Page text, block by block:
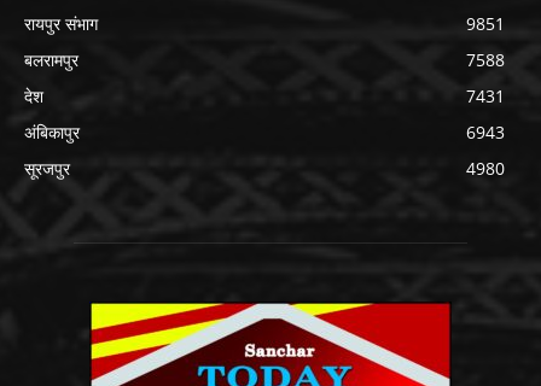
रायपुर संभाग
9851
बलरामपुर
7588
देश
7431
अंबिकापुर
6943
सूरजपुर
4980